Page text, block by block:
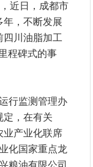
近日，成都市
年，不断发展
川油脂加工
程碑式的事
行监测管理办
定，在有关
业产业化联席
化国家重点龙
粮油有限公司